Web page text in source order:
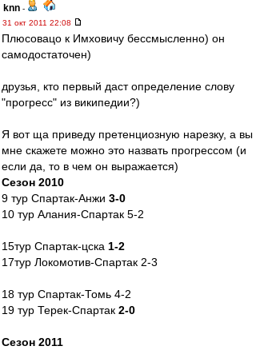
knn -
31 окт 2011 22:08
Плюсовацо к Имховичу бессмысленно) он
самодостаточен)
друзья, кто первый даст определение слову
"прогресс" из википедии?)
Я вот ща приведу претенциозную нарезку, а вы
мне скажете можно это назвать прогрессом (и
если да, то в чем он выражается)
Сезон 2010
9 тур Спартак-Анжи 3-0
10 тур Алания-Спартак 5-2
15тур Спартак-цска 1-2
17тур Локомотив-Спартак 2-3
18 тур Спартак-Томь 4-2
19 тур Терек-Спартак 2-0
Сезон 2011